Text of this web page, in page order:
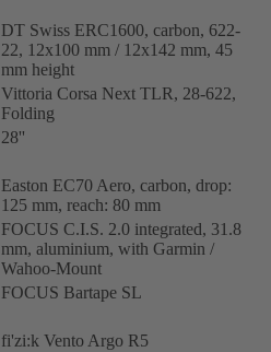
DT Swiss ERC1600, carbon, 622-
22, 12x100 mm / 12x142 mm, 45
mm height
Vittoria Corsa Next TLR, 28-622,
Folding
28''
Easton EC70 Aero, carbon, drop:
125 mm, reach: 80 mm
FOCUS C.I.S. 2.0 integrated, 31.8
mm, aluminium, with Garmin /
Wahoo-Mount
FOCUS Bartape SL
fi'zi:k Vento Argo R5